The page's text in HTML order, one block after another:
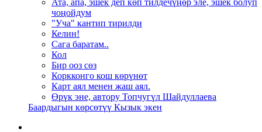
Ата, апа, эшек деп көп тилдечүңөр эле, эшек болуп
чоңойдум
"Уча" кантип тирилди
Келин!
Сага баратам..
Кол
Бир ооз сөз
Коркконго кош көрүнөт
Карт аял менен жаш аял.
Өрүк эне, автору Топчугүл Шайдуллаева
Баардыгын көрсөтүү Кызык экен